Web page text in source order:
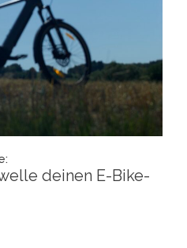
deinen E-Bike-